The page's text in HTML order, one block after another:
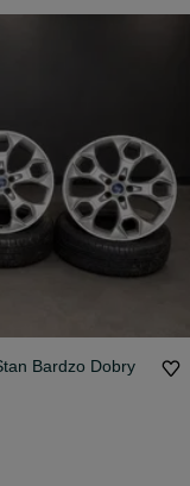
Bardzo Dobry